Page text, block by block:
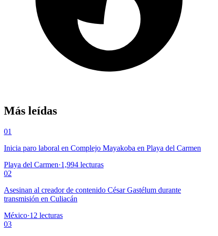
Más leídas
01
Inicia paro laboral en Complejo Mayakoba en Playa del Carmen
Playa del Carmen·1,994 lecturas
02
Asesinan al creador de contenido César Gastélum durante
transmisión en Culiacán
México·12 lecturas
03